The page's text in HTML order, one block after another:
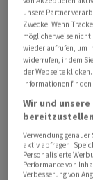
Auch in
positiv - trotz
von 2,9
Kühne+Nagel
gemessen am
Wochensicht
unsere Partner
Zwecke. Wenn
möglicherweise nicht
wieder aufrufen, um
widerrufen, indem
der Webseite
Informationen finden
Wir und
Verwendung
aktiv abfragen.
Personalisierte
Performance von
Verbesserung von